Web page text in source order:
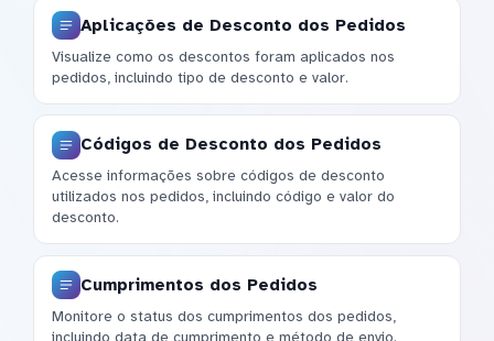
Aplicações de Desconto dos Pedidos
Visualize como os descontos foram aplicados nos
pedidos, incluindo tipo de desconto e valor.
Códigos de Desconto dos Pedidos
Acesse informações sobre códigos de desconto
utilizados nos pedidos, incluindo código e valor do
desconto.
Cumprimentos dos Pedidos
Monitore o status dos cumprimentos dos pedidos,
incluindo data de cumprimento e método de envio.